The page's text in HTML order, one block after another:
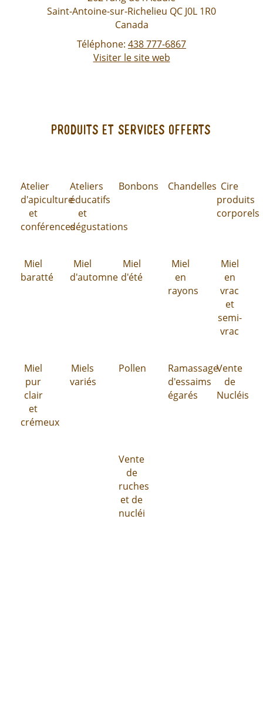
Saint-Antoine-sur-Richelieu QC J0L 1R0
Canada
Téléphone: 438 777-6867
Visiter le site web
Produits et services offerts
Atelier
d'apiculture
et
conférences
Ateliers
éducatifs
et
dégustations
Bonbons Chandelles Cire
produits
corporels
Miel
baratté
Miel
d'automne
Miel
d'été
Miel
en
rayons
Miel
en
vrac
et
semi-
vrac
Miel
pur
clair
et
crémeux
Miels
variés
Pollen
Ramassage
d'essaims
égarés
Vente
de
Nucléis
Vente
de
ruches
et de
nucléi